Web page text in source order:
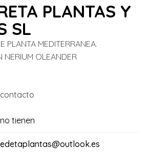
PLANTAS Y
SL
PLANTA MEDITERRANEA.
NERIUM OLEANDER
no tienen
edetaplantas@outlook.es